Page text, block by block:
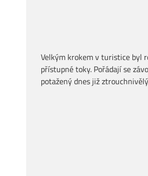
Velkým krokem v turistice byl
přístupné toky. Pořádají se
potažený dnes již